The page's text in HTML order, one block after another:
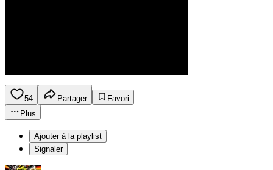
54 Partager
Favori
Plus
Ajouter à la playlist
Signaler